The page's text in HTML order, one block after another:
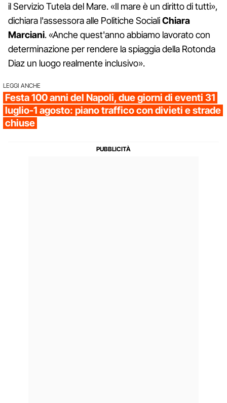
il Servizio Tutela del Mare. «Il mare è un diritto di tutti»,
dichiara l'assessora alle Politiche SocialiChiara
Marciani. «Anche quest'anno abbiamo lavorato con
determinazione per rendere la spiaggia della Rotonda
Diaz un luogo realmente inclusivo».
LEGGI ANCHE
Festa 100 anni del Napoli, due giorni di eventi 31
luglio-1 agosto: piano traffico con divieti e strade
chiuse